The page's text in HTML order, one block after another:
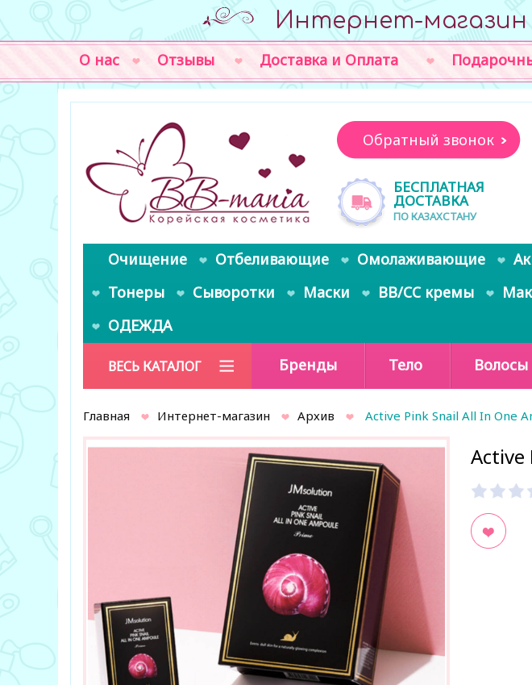
Интернет-магазин
О нас Отзывы Доставка и Оплата
Обратный звонок
БЕСПЛАТНАЯ
ДОСТАВКА
ПО КАЗАХСТАНУ
Очищение Отбеливающие Омолаживающие
Тонеры
Сыворотки Маски BB/CC кремы
ОДЕЖДА
ВЕСЬ КАТАЛОГ Бренды Тело Волосы
Главная Интернет-магазин Архив Active Pink Snail All In One
Active